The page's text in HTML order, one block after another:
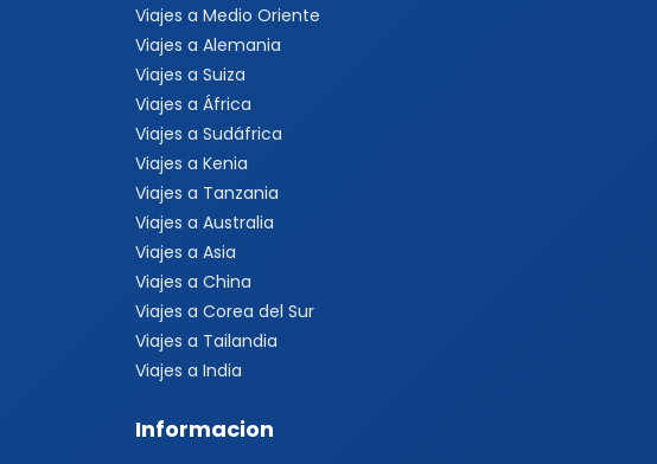
Viajes a Medio Oriente
Viajes a Alemania
Viajes a Suiza
Viajes a África
Viajes a Sudáfrica
Viajes a Kenia
Viajes a Tanzania
Viajes a Australia
Viajes a Asia
Viajes a China
Viajes a Corea del Sur
Viajes a Tailandia
Viajes a India
Informacion